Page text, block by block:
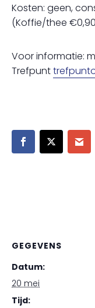
Kosten: geen,
(Koffie/thee
Voor informatie:
Trefpunt
GEGEVENS
Datum:
20 mei
Tijd: